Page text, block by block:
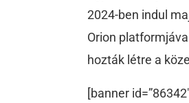
2024-ben indul
Orion
hozták létre a
[banner